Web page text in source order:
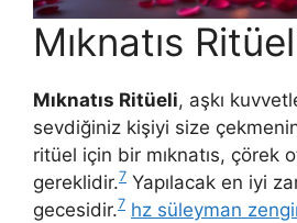
Mıknatıs
Mıknatıs Ritüeli, aşkı
sevdiğiniz kişiyi size
ritüel için bir mıknatıs, çörek
gereklidir.7 Yapılacak en iyi
gecesidir.7 hz süleyman